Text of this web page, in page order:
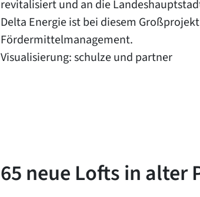
revitalisiert und an die
Delta Energie ist bei diesem
Fördermittelmanagement.
Visualisierung: schulze und partner
65 neue Lofts in alter